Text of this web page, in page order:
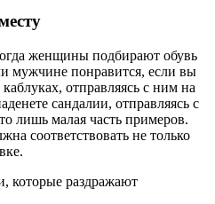
женщины подбирают обувь
мужчине понравится, если вы
отправляясь с ним на
сандалии, отправляясь с
лишь малая часть примеров.
соответствовать не только